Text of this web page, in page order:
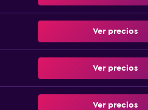
Ver precios
Ver precios
Ver precios